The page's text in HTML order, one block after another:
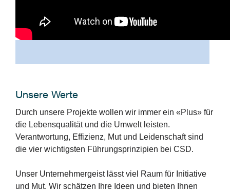
Unsere Werte
Durch unsere Projekte wollen wir immer ein «Plus» für
die Lebensqualität und die Umwelt leisten.
Verantwortung, Effizienz, Mut und Leidenschaft sind
die vier wichtigsten Führungsprinzipien bei CSD.
Unser Unternehmergeist lässt viel Raum für Initiative
und Mut. Wir schätzen Ihre Ideen und bieten Ihnen